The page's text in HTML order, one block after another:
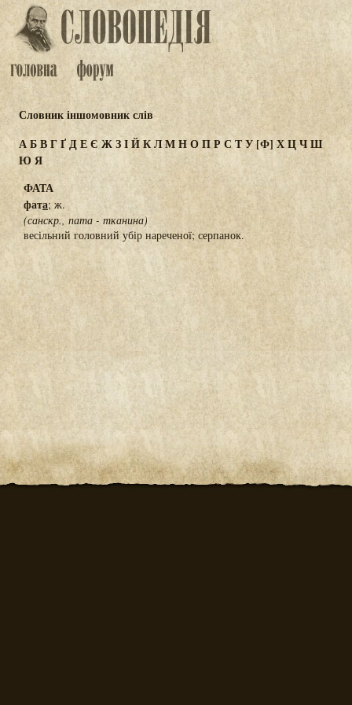
Словник іншомовник слів
АБВГҐДЕЄ ЖЗІЙКЛМНОПР СТУ[Ф] ХЦЧШ
Ю Я
ФАТА
фата; ж.
(санскр., пата - тканина)
весільний головний убір нареченої; серпанок.